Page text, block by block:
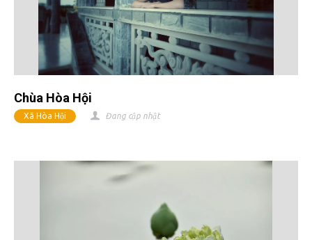
Chùa Hòa Hội
Xã Hòa Hội Đang cập nhật